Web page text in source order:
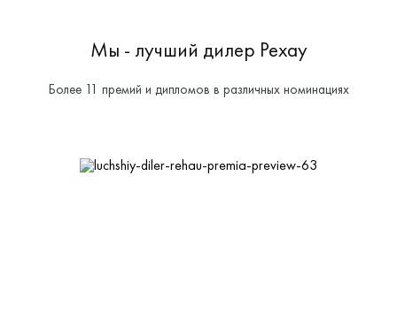
Мы - лучший дилер Рехау
Более 11 премий и дипломов в различных номинациях